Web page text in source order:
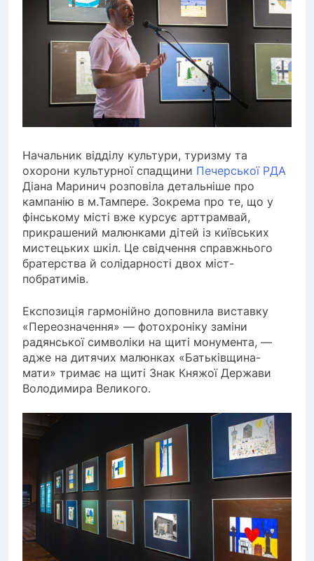
Начальник відділу культури, туризму та
охорони культурної спадщини Печерської РДА
Діана Маринич розповіла детальніше про
кампанію в м.Тампере. Зокрема про те, що у
фінському місті вже курсує арттрамвай,
прикрашений малюнками дітей із київських
мистецьких шкіл. Це свідчення справжнього
братерства й солідарності двох міст-
побратимів.
Експозиція гармонійно доповнила виставку
«Переозначення» — фотохроніку заміни
радянської символіки на щиті монумента, —
адже на дитячих малюнках «Батьківщина-
мати» тримає на щиті Знак Княжої Держави
Володимира Великого.